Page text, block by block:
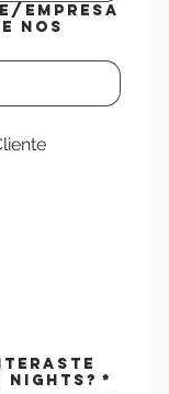
Empresa
nos
Nights? *